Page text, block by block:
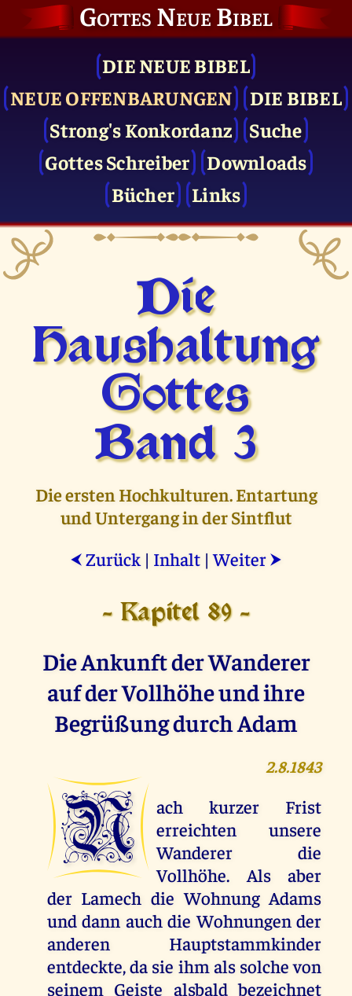
Gottes Neue Bibel
DIE NEUE BIBEL
NEUE OFFENBARUNGEN
DIE BIBEL
Strong's Konkordanz
Suche
Gottes Schreiber
Downloads
Bücher
Links
Die
Haushaltung
Gottes
Band 3
Die ersten Hochkulturen. Entartung
und Untergang in der Sintflut
⮜ Zurück | Inhalt |Weiter ⮞
- Kapitel 89 -
Die Ankunft der Wanderer
auf der Vollhöhe und ihre
Begrüßung durch Adam
2.8.1843
N
ach kurzer Frist
erreichten unsere
Wanderer die
Vollhöhe. Als aber
der Lamech die Wohnung Adams
und dann auch die Wohnungen der
anderen Hauptstammkinder
entdeckte, da sie ihm als solche von
seinem Geiste alsbald bezeichnet